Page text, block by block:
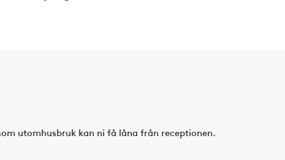
utomhusbruk kan ni få låna från receptionen.